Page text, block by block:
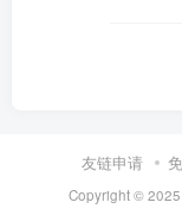
友链申请
Copyright © 2025